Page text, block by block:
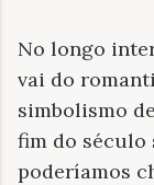
No longo
vai do
simbolismo
fim do século
poderíamos